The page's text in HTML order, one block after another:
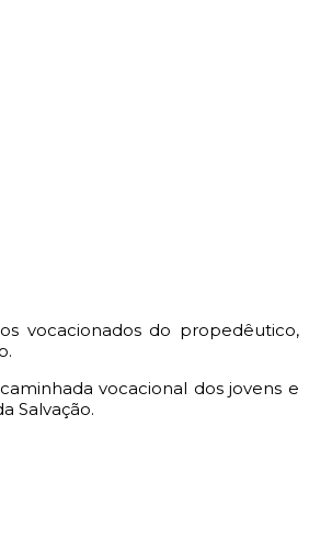
vocacionados do propedêutico,
vocacional dos jovens e
Salvação.